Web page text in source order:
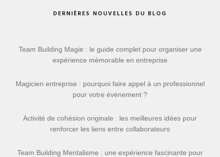
DERNIÈRES NOUVELLES DU BLOG
Team Building Magie : le guide complet pour organiser une
expérience mémorable en entreprise
Magicien entreprise : pourquoi faire appel à un professionnel
pour votre événement ?
Activité de cohésion originale : les meilleures idées pour
renforcer les liens entre collaborateurs
Team Building Mentalisme : une expérience fascinante pour